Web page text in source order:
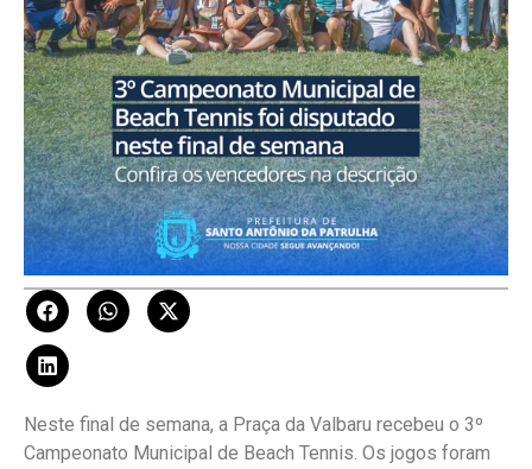
Neste final de semana, a Praça da Valbaru recebeu o 3º
Campeonato Municipal de Beach Tennis. Os jogos foram